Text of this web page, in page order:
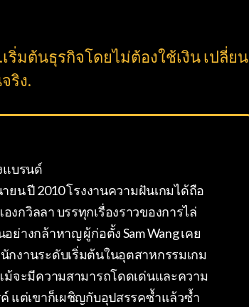
ริ่มต้นธุรกิจโดยไม่ต้องใช้เงิน เปลี่ยน
ริง.
แบรนด์
ยน ปี 2010 โรงงานความฝันเกมได้ถือ
งกวิลลา บรรทุกเรื่องราวของการไล่
ย่างกล้าหาญ ผู้ก่อตั้ง Sam Wang เคย
กงานระดับเริ่มต้นในอุตสาหกรรมเกม
ม้จะมีความสามารถโดดเด่นและความ
แต่เขาก็เผชิญกับอุปสรรคซ้ำแล้วซ้ำ